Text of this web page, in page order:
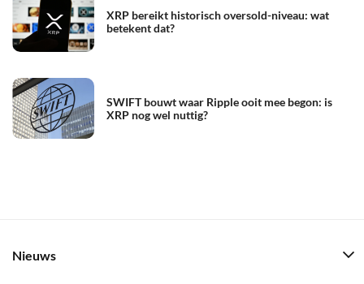
XRP bereikt historisch oversold-niveau: wat
betekent dat?
SWIFT bouwt waar Ripple ooit mee begon: is
XRP nog wel nuttig?
Nieuws